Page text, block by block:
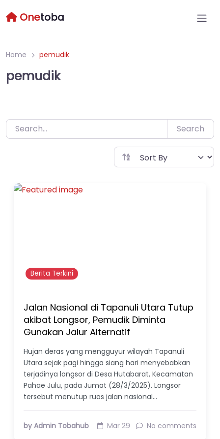
to
Onetoba
Home pemudik
pemudik
Search
Berita Terkini
Jalan Nasional di Tapanuli Utara Tutup
akibat Longsor, Pemudik Diminta
Gunakan Jalur Alternatif
Hujan deras yang mengguyur wilayah Tapanuli
Utara sejak pagi hingga siang hari menyebabkan
terjadinya longsor di Desa Hutabarat, Kecamatan
Pahae Julu, pada Jumat (28/3/2025). Longsor
tersebut menutup ruas jalan nasional…
by Admin Tobahub Mar 29 No comments